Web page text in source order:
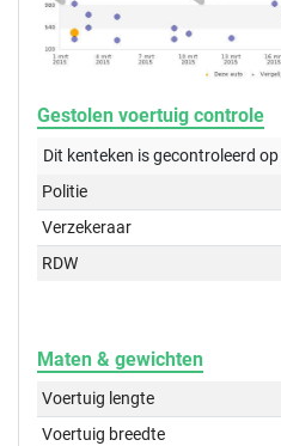
Gestolen voertuig controle
Dit kenteken is gecontroleerd op
Politie
Verzekeraar
RDW
Maten & gewichten
Voertuig lengte
Voertuig breedte